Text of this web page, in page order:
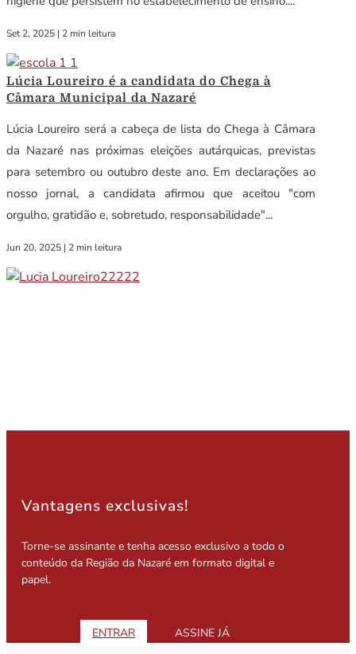
Set 2, 2025 | 2 min leitura
Lúcia Loureiro é a candidata do Chega à
Câmara Municipal da Nazaré
Lúcia Loureiro será a cabeça de lista do Chega à Câmara
da Nazaré nas próximas eleições autárquicas, previstas
para setembro ou outubro deste ano. Em declarações ao
nosso jornal, a candidata afirmou que aceitou "com
orgulho, gratidão e, sobretudo, responsabilidade"...
Jun 20, 2025 | 2 min leitura
Vantagens exclusivas!
Torne-se assinante e tenha acesso exclusivo a todo o
conteúdo da Região da Nazaré em formato digital e
papel.
ENTRAR ASSINE JÁ